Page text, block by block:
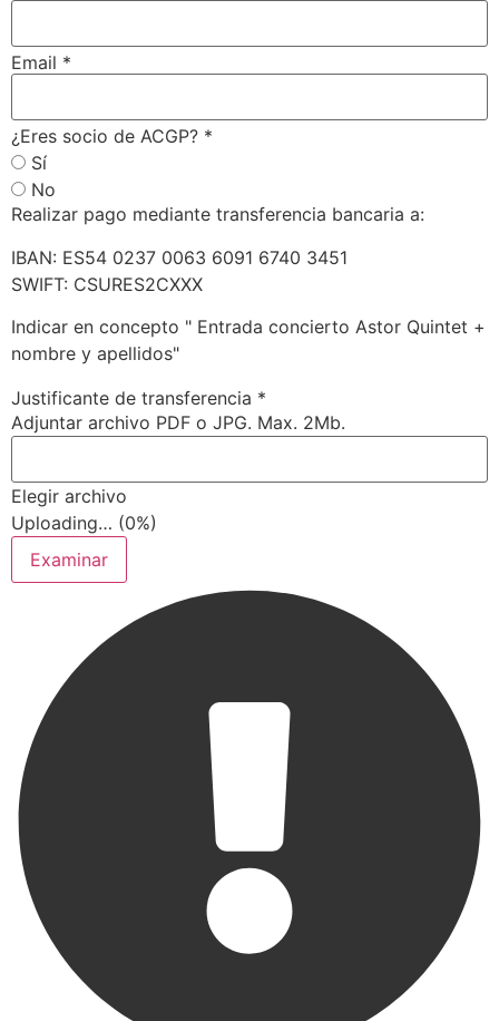
Email *
¿Eres socio de ACGP? *
Sí
No
Realizar pago mediante transferencia bancaria a:
IBAN: ES54 0237 0063 6091 6740 3451
SWIFT: CSURES2CXXX
Indicar en concepto " Entrada concierto Astor Quintet +
nombre y apellidos"
Justificante de transferencia *
Adjuntar archivo PDF o JPG. Max. 2Mb.
Elegir archivo
Uploading… (0%)
Examinar